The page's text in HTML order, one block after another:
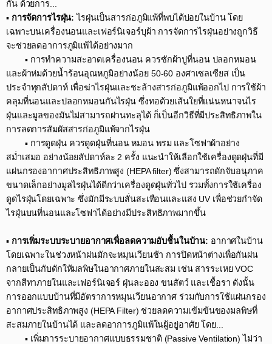
กัน ด้วยการ...​
▪️ การจัดการไรฝุ่น: ไรฝุ่นเป็นสารก่อภูมิแพ้ที่พบได้บ่อยในบ้าน โดย
เฉพาะบนเครื่องนอนและเฟอร์นิเจอร์บุผ้า การจัดการไรฝุ่นอย่างถูกวิธี
จะช่วยลดอาการภูมิแพ้ได้อย่างมาก​
▪️ การทำความสะอาดเครื่องนอน ควรซักผ้าปูที่นอน ปลอกหมอน
และผ้าห่มด้วยน้ำร้อนอุณหภูมิอย่างน้อย 50-60 องศาเซลเซียส เป็น
ประจำทุกสัปดาห์ เพื่อฆ่าไรฝุ่นและชะล้างสารก่อภูมิแพ้ออกไป การใช้ผ้า
คลุมที่นอนและปลอกหมอนกันไรฝุ่น ซึ่งทอด้วยเส้นใยที่แน่นหนาจนไร
ฝุ่นและมูลของมันไม่สามารถผ่านทะลุได้ ก็เป็นอีกวิธีที่มีประสิทธิภาพใน
การลดการสัมผัสสารก่อภูมิแพ้จากไรฝุ่น​
▪️ การดูดฝุ่น ควรดูดฝุ่นที่นอน หมอน พรม และโซฟาผ้าอย่าง
สม่ำเสมอ อย่างน้อยสัปดาห์ละ 2 ครั้ง แนะนำให้เลือกใช้เครื่องดูดฝุ่นที่มี
แผ่นกรองอากาศประสิทธิภาพสูง (HEPA filter) ซึ่งสามารถดักจับอนุภาค
ขนาดเล็กอย่างมูลไรฝุ่นได้ดีกว่าเครื่องดูดฝุ่นทั่วไป รวมทั้งการใช้เครื่อง
ดูดไรฝุ่นโดยเฉพาะ ซึ่งมักมีระบบสั่นสะเทือนและแสง UV เพื่อช่วยกำจัด
ไรฝุ่นบนที่นอนและโซฟาได้อย่างมีประสิทธิภาพมากขึ้น​
▪️ การเพิ่มระบบระบายอากาศเพื่อลดความอับชื้นในบ้าน: อากาศในบ้าน
โดยเฉพาะในช่วงหน้าฝนมักจะหมุนเวียนช้า การปิดหน้าต่างเพื่อกันฝน
กลายเป็นกับดักให้มลพิษในอากาศภายในสะสม เช่น สารระเหย VOC
จากสีทาภายในและเฟอร์นิเจอร์ ฝุ่นละออง ขนสัตว์ และเชื้อรา ดังนั้น
การออกแบบบ้านที่มีอัตราการหมุนเวียนอากาศ ร่วมกับการใช้แผ่นกรอง
อากาศประสิทธิภาพสูง (HEPA Filter) ช่วยลดความเข้มข้นของมลพิษที่
สะสมภายในบ้านได้ และลดอาการภูมิแพ้ในผู้อยู่อาศัย โดย...​
▪️ เพิ่มการระบายอากาศแบบธรรมชาติ (Passive Ventilation) ไม่ว่า